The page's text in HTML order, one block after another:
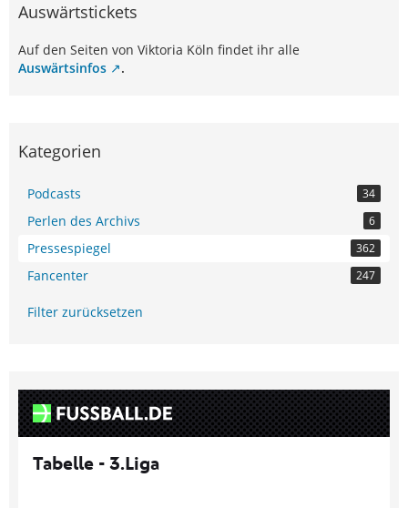
Auswärtstickets
Auf den Seiten von Viktoria Köln findet ihr alle
Auswärtsinfos
.
Kategorien
Podcasts 34
Perlen des Archivs 6
Pressespiegel 362
Fancenter 247
Filter zurücksetzen